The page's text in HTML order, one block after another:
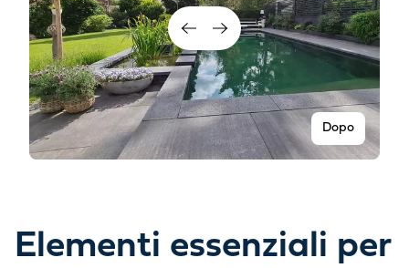
Dopo
Elementi essenziali per